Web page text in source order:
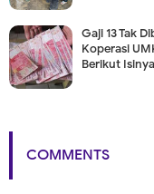
Gaji 13 Tak
Koperasi
Berikut Isinya
COMMENTS